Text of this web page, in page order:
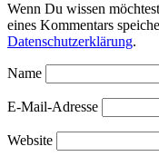
Wenn Du wissen
eines Kommentars
Datenschutzerklärung.
Name
E-Mail-Adresse
Website